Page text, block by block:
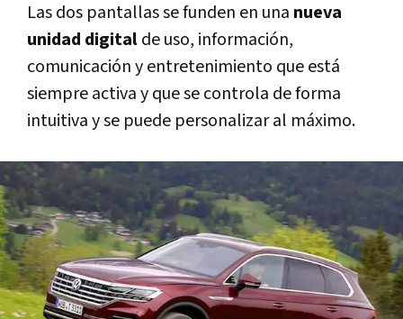
Las dos pantallas se funden en una nueva
unidad digitalde uso, información,
comunicación y entretenimiento que está
siempre activa y que se controla de forma
intuitiva y se puede personalizar al máximo.